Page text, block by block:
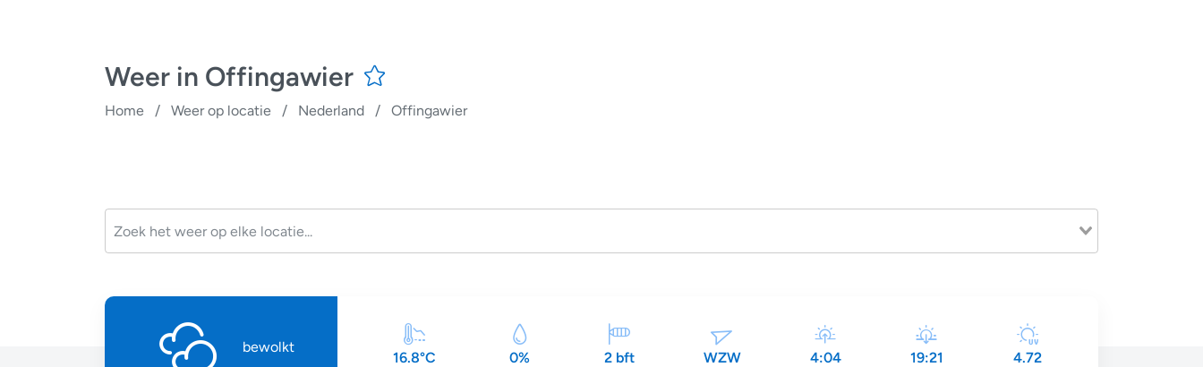
Weer in Offingawier
Home / Weer op locatie / Nederland / Offingawier
bewolkt
16.8°C 0% 2 bft WZW 4:04 19:21 4.72